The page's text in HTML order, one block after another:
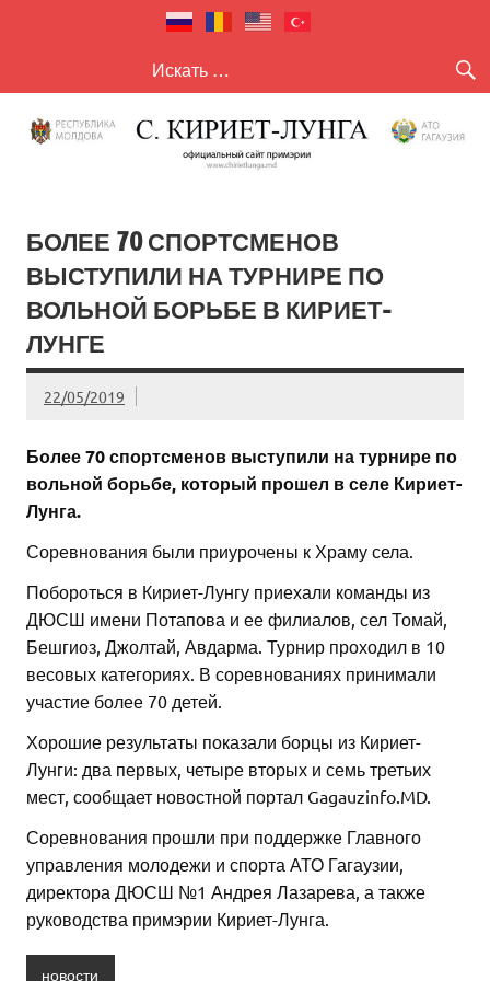
— Лунга
БОЛЕЕ 70 СПОРТСМЕНОВ
ВЫСТУПИЛИ НА ТУРНИРЕ ПО
ВОЛЬНОЙ БОРЬБЕ В КИРИЕТ-
ЛУНГЕ
22/05/2019
Более 70 спортсменов выступили на турнире по
вольной борьбе, который прошел в селе Кириет-
Лунга.
Соревнования были приурочены к Храму села.
Побороться в Кириет-Лунгу приехали команды из
ДЮСШ имени Потапова и ее филиалов, сел Томай,
Бешгиоз, Джолтай, Авдарма. Турнир проходил в 10
весовых категориях. В соревнованиях принимали
участие более 70 детей.
Хорошие результаты показали борцы из Кириет-
Лунги: два первых, четыре вторых и семь третьих
мест, сообщает новостной портал Gagauzinfo.MD.
Соревнования прошли при поддержке Главного
управления молодежи и спорта АТО Гагаузии,
директора ДЮСШ №1 Андрея Лазарева, а также
руководства примэрии Кириет-Лунга.
новости